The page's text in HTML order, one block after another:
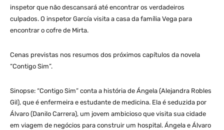
inspetor que não descansará até encontrar os verdadeiros
culpados. O inspetor García visita a casa da família Vega para
encontrar o cofre de Mirta.
Cenas previstas nos resumos dos próximos capítulos da novela
“Contigo Sim”.
Sinopse: “Contigo Sim” conta a história de Ángela (Alejandra Robles
Gil), que é enfermeira e estudante de medicina. Ela é seduzida por
Álvaro (Danilo Carrera), um jovem ambicioso que visita sua cidade
em viagem de negócios para construir um hospital. Ángela e Álvaro